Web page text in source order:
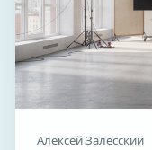
Алексей Залесский